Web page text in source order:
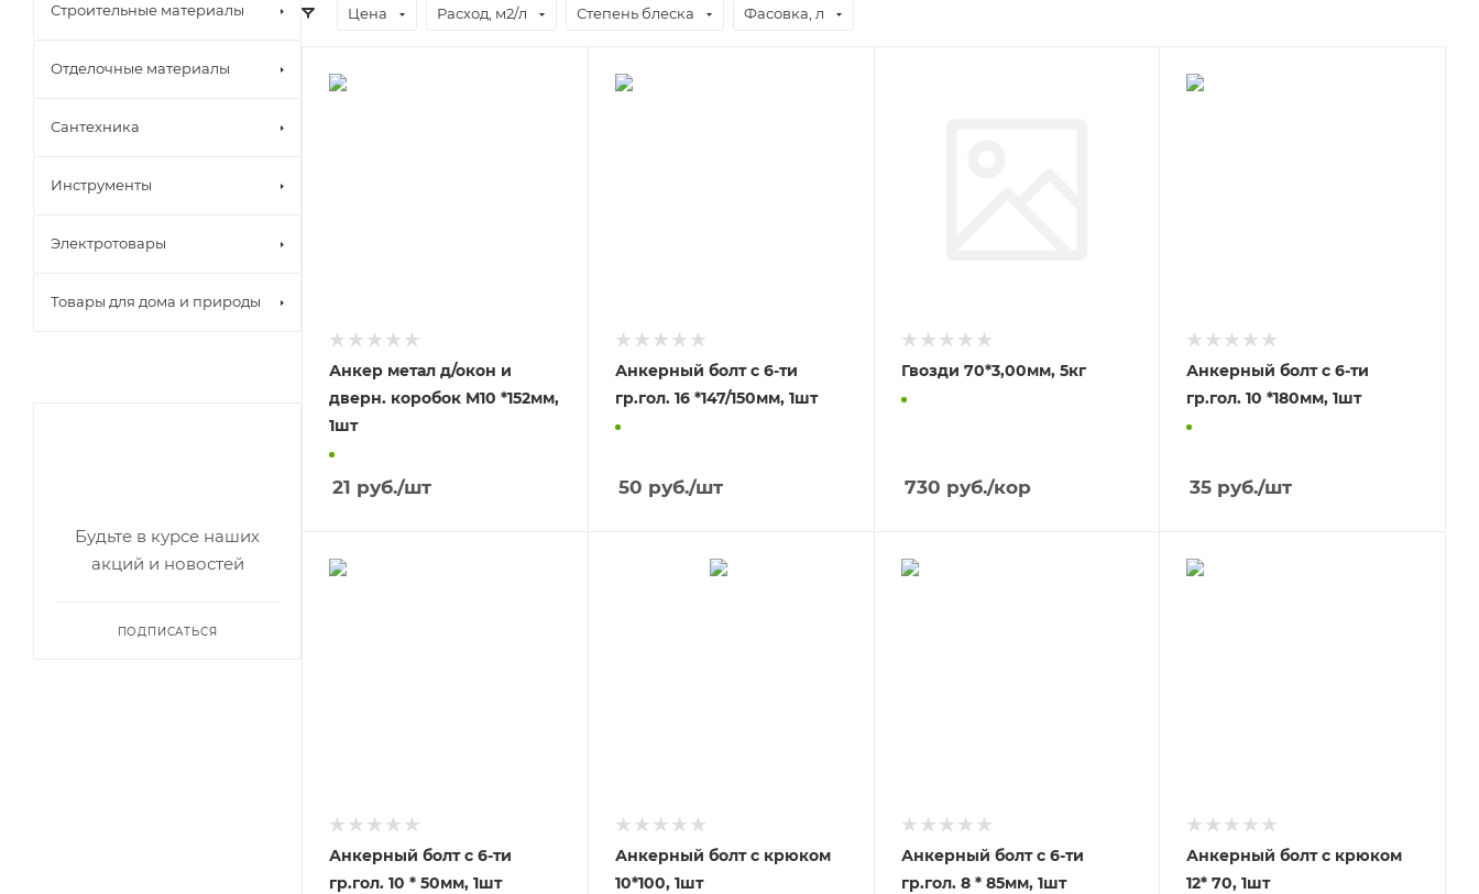
Цена Расход, м2/л Степень блеска Фасовка, л
Анкер метал д/окон и
дверн. коробок М10 *152мм,
1шт
21 руб./шт
Анкерный болт с 6-ти
гр.гол. 16 *147/150мм, 1шт
50 руб./шт
Гвозди 70*3,00мм, 5кг
730 руб./кор
Анкерный болт с 6-ти
гр.гол. 10 *180мм, 1шт
35 руб./шт
Анкерный болт с 6-ти
гр.гол. 10 * 50мм, 1шт
Анкерный болт с крюком
10*100, 1шт
Анкерный болт с 6-ти
гр.гол. 8 * 85мм, 1шт
Анкерный болт с крюком
12* 70, 1шт
Строительные материалы
Отделочные материалы
Сантехника
Инструменты
Электротовары
Товары для дома и природы
Будьте в курсе наших
акций и новостей
ПОДПИСАТЬСЯ